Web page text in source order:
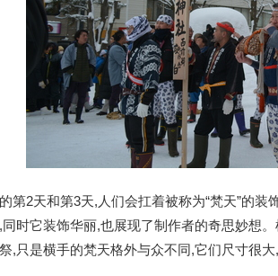
2天和第3天,人们会扛着被称为“梵天”的装
时它装饰华丽,也展现了制作者的奇思妙想
,只是横手的梵天格外与众不同,它们尺寸很